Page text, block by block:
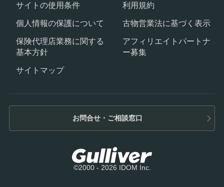
お問合せ・ご相談窓口
©2000 - 2026 IDOM Inc.
サイトの使用条件
利用規約
個人情報の保護について
古物営業法に基づく表示
保険代理店業務に関する
基本方針
アフィリエイトパートナ
ー募集
サイトマップ